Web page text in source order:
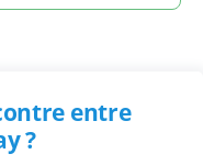
entre
?